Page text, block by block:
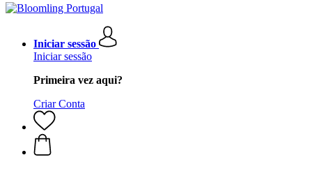
Iniciar sessão
Iniciar sessão
Primeira vez aqui?
Criar Conta